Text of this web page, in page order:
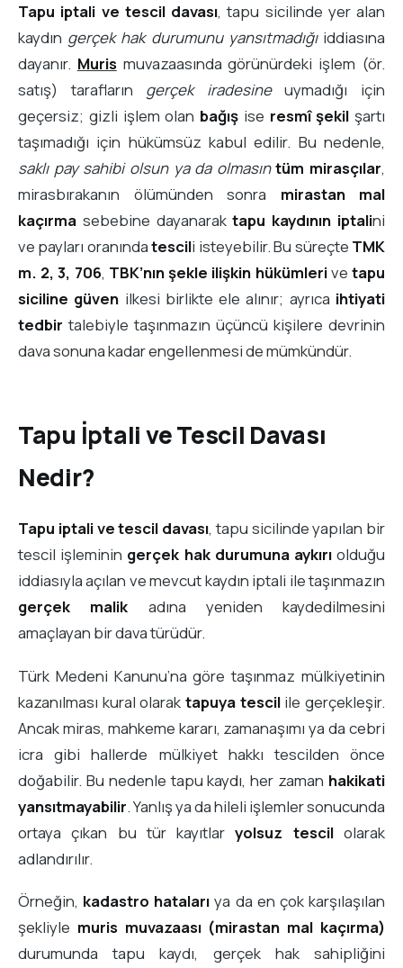
Tapu iptali ve tescil davası, tapu sicilinde yer alan
kaydın gerçek hak durumunu yansıtmadığıiddiasına
dayanır. Muris muvazaasında görünürdeki işlem (ör.
satış) tarafların gerçek iradesineuymadığı için
geçersiz; gizli işlem olan bağış ise resmî şekil şartı
taşımadığı için hükümsüz kabul edilir. Bu nedenle,
saklı pay sahibi olsun ya da olmasın tüm mirasçılar,
mirasbırakanın ölümünden sonra mirastan mal
kaçırma sebebine dayanaraktapu kaydının iptalini
ve payları oranındatescili isteyebilir. Bu süreçte TMK
m. 2, 3, 706, TBK’nın şekle ilişkin hükümlerivetapu
siciline güven ilkesi birlikte ele alınır; ayrıca ihtiyati
tedbir talebiyle taşınmazın üçüncü kişilere devrinin
dava sonuna kadar engellenmesi de mümkündür.
Tapu İptali ve Tescil Davası
Nedir?
Tapu iptali ve tescil davası, tapu sicilinde yapılan bir
tescil işleminin gerçek hak durumuna aykırıolduğu
iddiasıyla açılan ve mevcut kaydın iptali ile taşınmazın
gerçek malik adına yeniden kaydedilmesini
amaçlayan bir dava türüdür.
Türk Medeni Kanunu’na göre taşınmaz mülkiyetinin
kazanılması kural olarak tapuya tescilile gerçekleşir.
Ancak miras, mahkeme kararı, zamanaşımı ya da cebri
icra gibi hallerde mülkiyet hakkı tescilden önce
doğabilir. Bu nedenle tapu kaydı, her zaman hakikati
yansıtmayabilir. Yanlış ya da hileli işlemler sonucunda
ortaya çıkan bu tür kayıtlaryolsuz tescilolarak
adlandırılır.
Örneğin, kadastro hataları ya da en çok karşılaşılan
şekliyle muris muvazaası (mirastan mal kaçırma)
durumunda tapu kaydı, gerçek hak sahipliğini